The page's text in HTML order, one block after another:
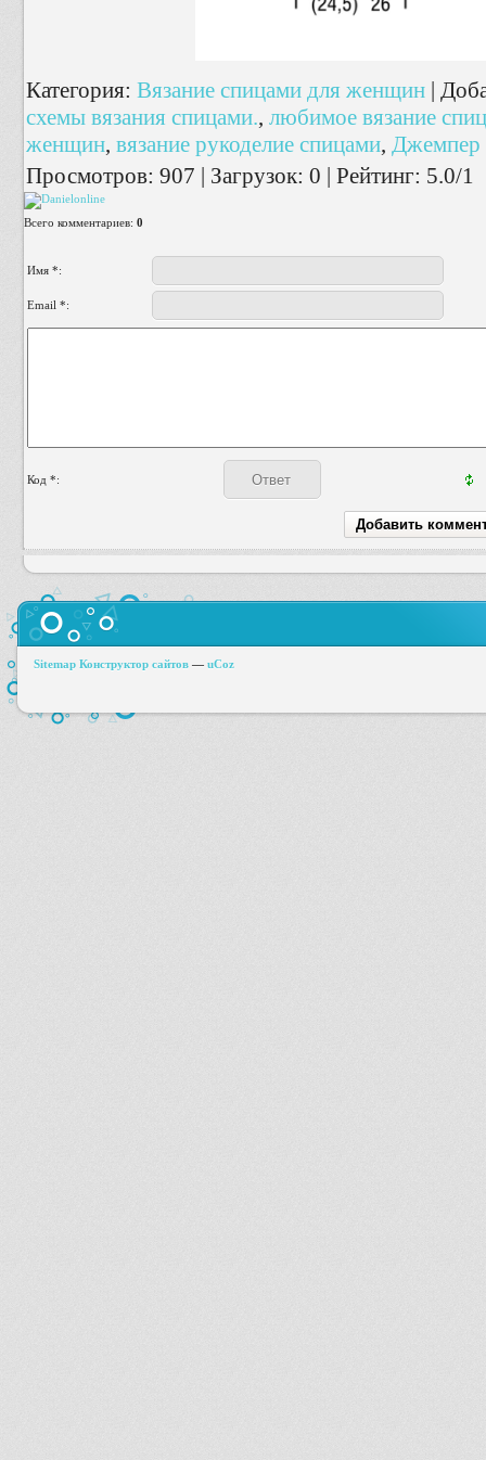
Категория: Вязание спицами для женщин |
схемы вязания спицами., любимое вязание
женщин, вязание рукоделие спицами, Джемпер
Просмотров: 907 | Загрузок: 0 | Рейтинг: 5.0/1
Всего комментариев: 0
Имя *:
Email *:
Код *:
Sitemap Конструктор сайтов — uCoz